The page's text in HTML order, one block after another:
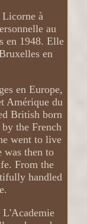
Licorne à
au
en 1948. Elle
en
en Europe,
Amérique du
British born
the French
went to live
was then to
From the
handled
L'Academie